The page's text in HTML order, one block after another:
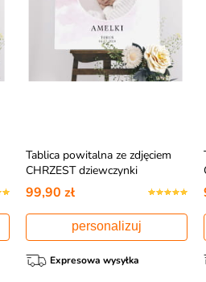
Tablica powitalna ze zdjęciem
CHRZEST dziewczynki
99,90 zł
personalizuj
Expresowa wysyłka